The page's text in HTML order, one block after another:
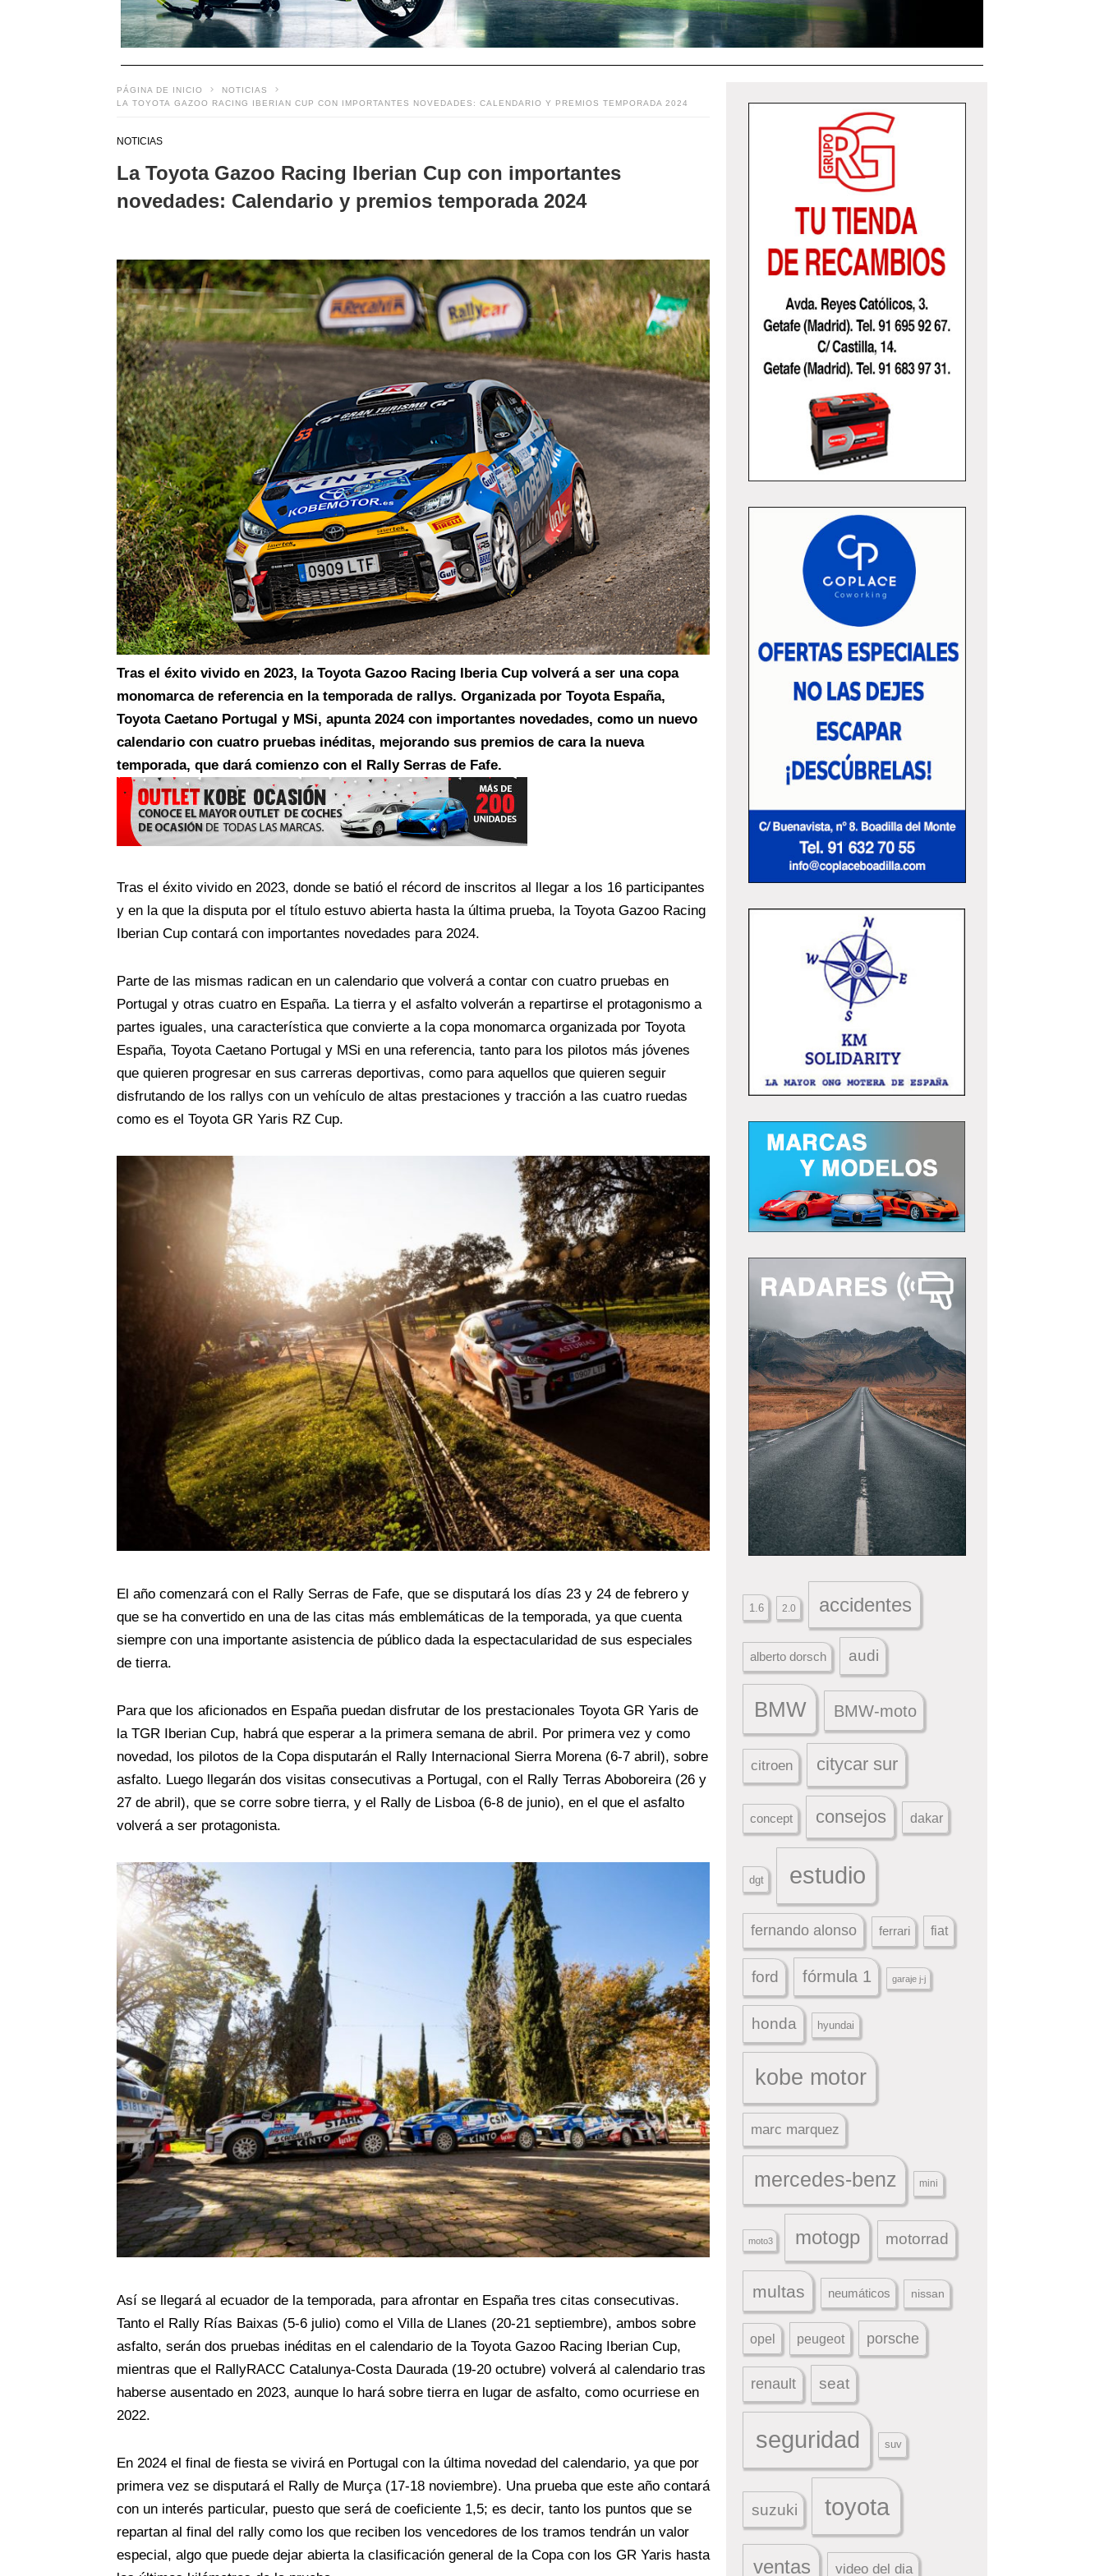
PÁGINA DE INICIO
NOTICIAS
LA TOYOTA GAZOO RACING IBERIAN CUP CON IMPORTANTES NOVEDADES: CALENDARIO Y PREMIOS TEMPORADA 2024
NOTICIAS
La Toyota Gazoo Racing Iberian Cup con importantes
novedades: Calendario y premios temporada 2024
Tras el éxito vivido en 2023, la Toyota Gazoo Racing Iberia Cup volverá a ser una copa
monomarca de referencia en la temporada de rallys. Organizada por Toyota España,
Toyota Caetano Portugal y MSi, apunta 2024 con importantes novedades, como un nuevo
calendario con cuatro pruebas inéditas, mejorando sus premios de cara la nueva
temporada, que dará comienzo con el Rally Serras de Fafe.
Tras el éxito vivido en 2023, donde se batió el récord de inscritos al llegar a los 16 participantes
y en la que la disputa por el título estuvo abierta hasta la última prueba, la Toyota Gazoo Racing
Iberian Cup contará con importantes novedades para 2024.
Parte de las mismas radican en un calendario que volverá a contar con cuatro pruebas en
Portugal y otras cuatro en España. La tierra y el asfalto volverán a repartirse el protagonismo a
partes iguales, una característica que convierte a la copa monomarca organizada por Toyota
España, Toyota Caetano Portugal y MSi en una referencia, tanto para los pilotos más jóvenes
que quieren progresar en sus carreras deportivas, como para aquellos que quieren seguir
disfrutando de los rallys con un vehículo de altas prestaciones y tracción a las cuatro ruedas
como es el Toyota GR Yaris RZ Cup.
El año comenzará con el Rally Serras de Fafe, que se disputará los días 23 y 24 de febrero y
que se ha convertido en una de las citas más emblemáticas de la temporada, ya que cuenta
siempre con una importante asistencia de público dada la espectacularidad de sus especiales
de tierra.
Para que los aficionados en España puedan disfrutar de los prestacionales Toyota GR Yaris de
la TGR Iberian Cup, habrá que esperar a la primera semana de abril. Por primera vez y como
novedad, los pilotos de la Copa disputarán el Rally Internacional Sierra Morena (6-7 abril), sobre
asfalto. Luego llegarán dos visitas consecutivas a Portugal, con el Rally Terras Aboboreira (26 y
27 de abril), que se corre sobre tierra, y el Rally de Lisboa (6-8 de junio), en el que el asfalto
volverá a ser protagonista.
Así se llegará al ecuador de la temporada, para afrontar en España tres citas consecutivas.
Tanto el Rally Rías Baixas (5-6 julio) como el Villa de Llanes (20-21 septiembre), ambos sobre
asfalto, serán dos pruebas inéditas en el calendario de la Toyota Gazoo Racing Iberian Cup,
mientras que el RallyRACC Catalunya-Costa Daurada (19-20 octubre) volverá al calendario tras
haberse ausentado en 2023, aunque lo hará sobre tierra en lugar de asfalto, como ocurriese en
2022.
En 2024 el final de fiesta se vivirá en Portugal con la última novedad del calendario, ya que por
primera vez se disputará el Rally de Murça (17-18 noviembre). Una prueba que este año contará
con un interés particular, puesto que será de coeficiente 1,5; es decir, tanto los puntos que se
repartan al final del rally como los que reciben los vencedores de los tramos tendrán un valor
especial, algo que puede dejar abierta la clasificación general de la Copa con los GR Yaris hasta
1.6 2.0 accidentes
alberto dorsch audi
BMW BMW-moto
citroen citycar sur
concept consejos dakar
dgt estudio
fernando alonso ferrari fiat
ford fórmula 1 garaje j-j
honda hyundai
kobe motor
marc marquez
mercedes-benz mini
moto3 motogp motorrad
multas neumáticos nissan
opel peugeot porsche
renault seat
seguridad suv
suzuki toyota
ventas video del dia